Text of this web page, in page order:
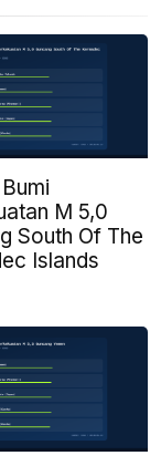
M 5,0
South Of The
Islands